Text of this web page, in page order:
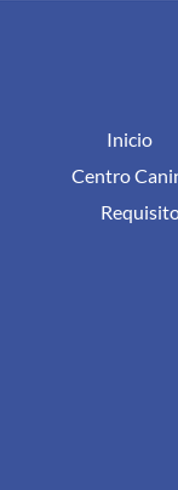
Inicio
Centro